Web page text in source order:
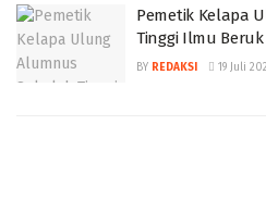
Pemetik Kelapa
Tinggi Ilmu Beruk
BY REDAKSI 19 Juli